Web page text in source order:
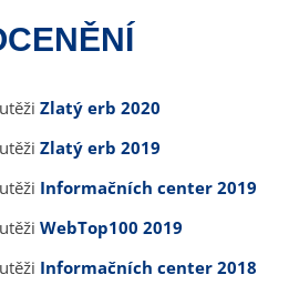
Zlatý erb 2020
Zlatý erb 2019
Informačních center 2019
WebTop100 2019
Informačních center 2018